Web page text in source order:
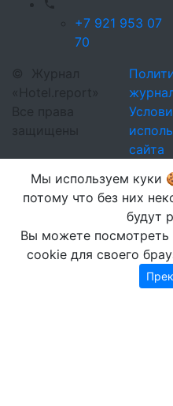
+7 921 953 07
70
©
Журнал
«Hotel.report»
Все права
защищены
сайта
Мы используем куки
потому что без них
будут
Вы можете посмотреть
cookie для своего